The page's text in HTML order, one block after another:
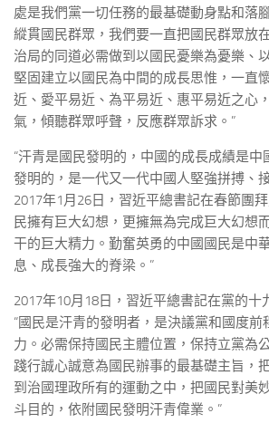
處是我們黨一切任務的最基礎動身點和落
縱貫國民群眾，我們要一直把國民群眾放
治局的同道必需做到以國民憂樂為憂樂、
堅固建立以國民為中間的成長思惟，一直
近、愛平易近、為平易近、惠平易近之心
氣，傾聽群眾呼聲，反應群眾訴求。”
“汗青是國民發明的，中國的成長成績是
發明的，是一代又一代中國人堅強拼搏、
2017年1月26日，習近平總書記在春節團
民擁有巨大幻想，更擁無為完成巨大幻想
干的巨大精力。勤奮英勇的中國國民是中
息、成長強大的脊梁。”
2017年10月18日，習近平總書記在黨的十
“國民是汗青的發明者，是決議黨和國度前
力。必需保持國民主體位置，保持立黨為
踐行誠心誠意為國民辦事的最基礎主旨，
到治國理政所有的運動之中，把國民對美
斗目的，依附國民發明汗青偉業。”